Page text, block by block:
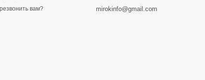
вам?
mirokinfo@gmail.com